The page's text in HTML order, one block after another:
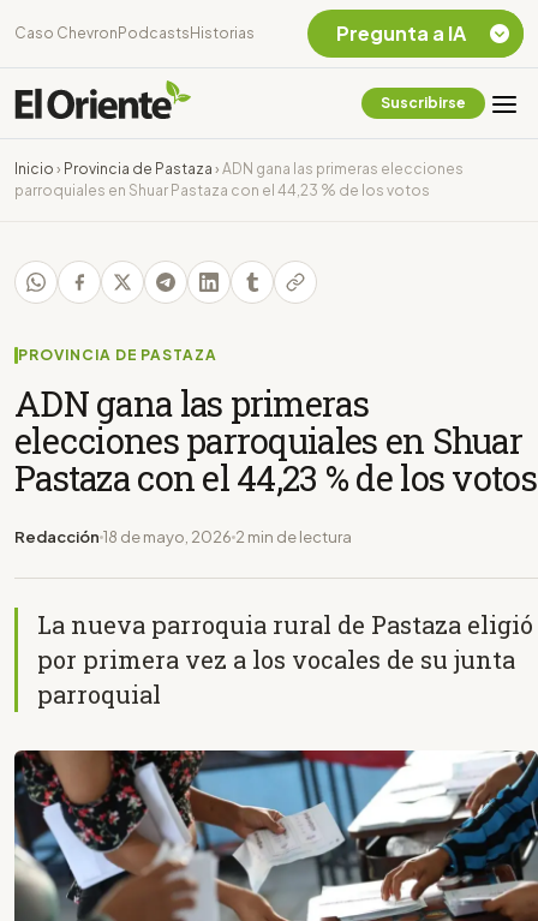
Caso Chevron Podcasts Historias
Suscribirse
Inicio › Provincia de Pastaza › ADN gana las primeras elecciones
parroquiales en Shuar Pastaza con el 44,23 % de los votos
PROVINCIA DE PASTAZA
ADN gana las primeras
elecciones parroquiales en Shuar
Pastaza con el 44,23 % de los votos
Redacción 18 de mayo, 2026 2 min de lectura
La nueva parroquia rural de Pastaza eligió
por primera vez a los vocales de su junta
parroquial
Pregunta a IA
Chevron Ecuador